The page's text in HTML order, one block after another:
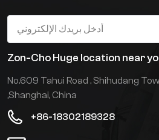
Zon-Cho Huge location near
No.609 Tahui Road , Shihudang
,Shanghai, China
+86-18302189328